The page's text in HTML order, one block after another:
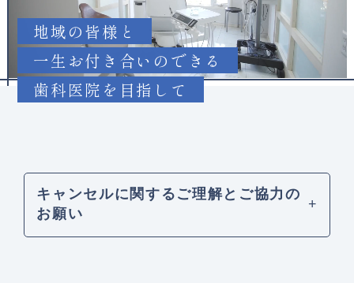
地域の皆様と
一生お付き合いのできる
歯科医院を目指して
キャンセルに関するご理解とご協力の
お願い